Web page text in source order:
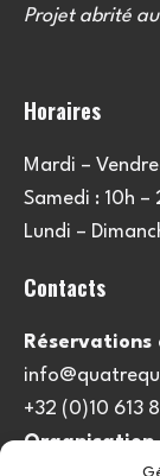
Projet abrité
Horaires
Mardi –
Samedi : 10h –
Lundi –
Contacts
+32 (0)10 613
Organisation